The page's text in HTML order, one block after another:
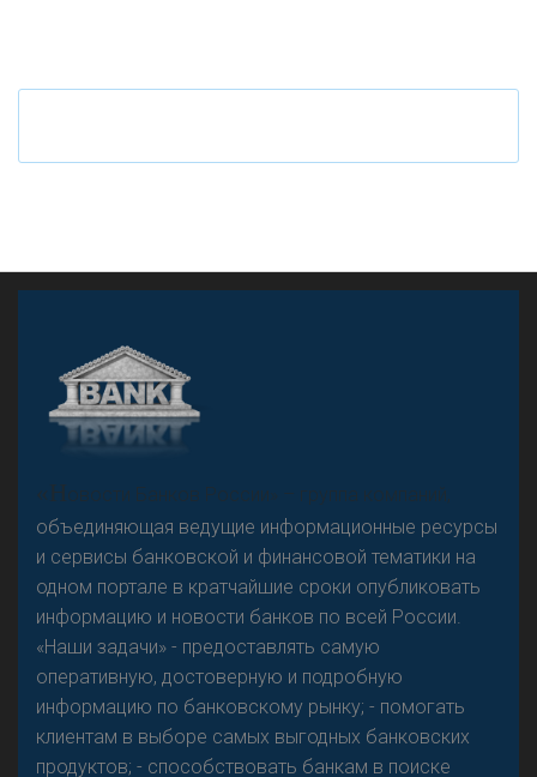
Что будет с наличными деньгами при цифровом
«Н
овости Банков России» – группа компаний,
объединяющая ведущие информационные ресурсы
и сервисы банковской и финансовой тематики на
одном портале в кратчайшие сроки опубликовать
информацию и новости банков по всей России.
«Наши задачи» - предоставлять самую
оперативную, достоверную и подробную
информацию по банковскому рынку; - помогать
клиентам в выборе самых выгодных банковских
продуктов; - способствовать банкам в поиске